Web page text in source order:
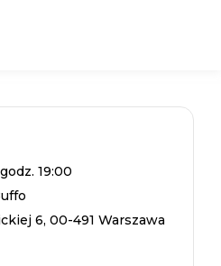
19:00
6, 00-491 Warszawa